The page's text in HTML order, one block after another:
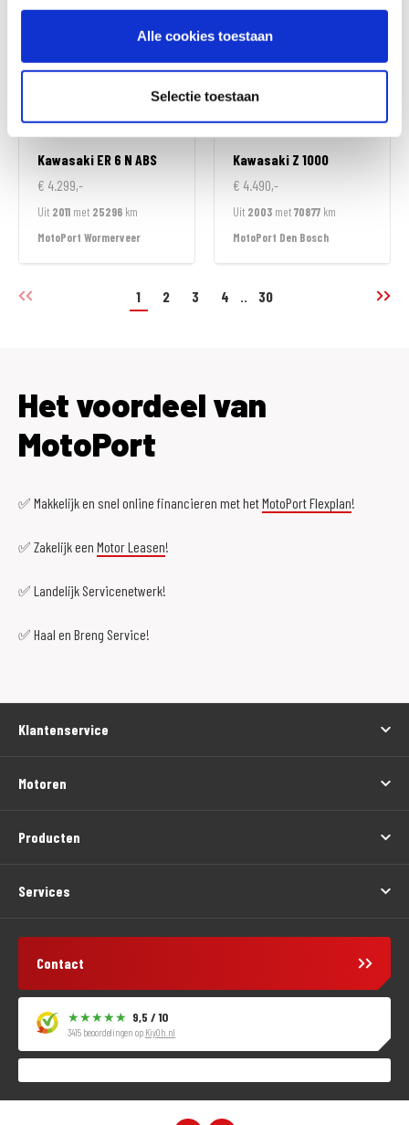
Alle cookies toestaan
Selectie toestaan
Kawasaki ER 6 N ABS
€ 4.299,-
Uit 2011 met 25296 km
MotoPort Wormerveer
Kawasaki Z 1000
€ 4.490,-
Uit 2003 met70877 km
MotoPort Den Bosch
1 2 3 4 30
Het voordeel van
MotoPort
✅ Makkelijk en snel online financieren met hetMotoPort Flexplan!
✅ Zakelijk een Motor Leasen!
✅ Landelijk Servicenetwerk!
✅ Haal en Breng Service!
Klantenservice
Motoren
Producten
Services
Contact
9,5 / 10
3415 beoordelingen op KiyOh.nl